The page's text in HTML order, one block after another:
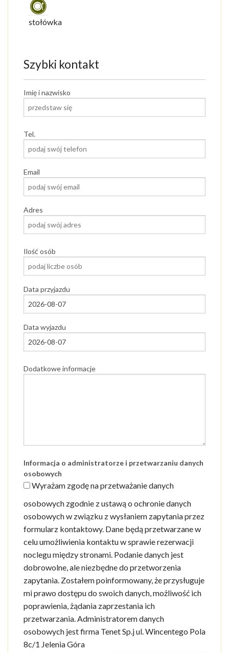
stołówka
Szybki kontakt
Imię i nazwisko
Tel.
Email
Adres
Ilość osób
Data przyjazdu
Data wyjazdu
Dodatkowe informacje
Informacja o administratorze i przetwarzaniu danych
osobowych
Wyrażam zgodę na przetważanie danych
osobowych zgodnie z ustawą o ochronie danych
osobowych w związku z wysłaniem zapytania przez
formularz kontaktowy. Dane będą przetwarzane w
celu umożliwienia kontaktu w sprawie rezerwacji
noclegu między stronami. Podanie danych jest
dobrowolne, ale niezbędne do przetworzenia
zapytania. Zostałem poinformowany, że przysługuje
mi prawo dostępu do swoich danych, możliwość ich
poprawienia, żądania zaprzestania ich
przetwarzania. Administratorem danych
osobowych jest firma Tenet Sp.j ul. Wincentego Pola
8c/1 Jelenia Góra